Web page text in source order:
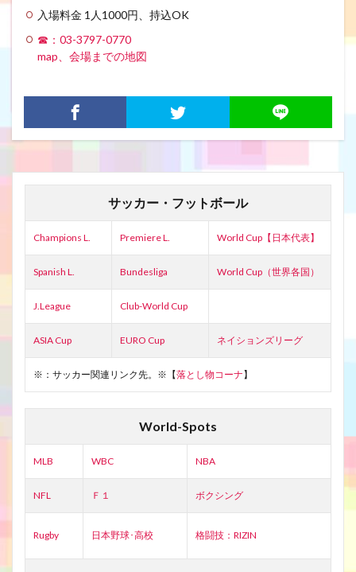
入場料金 1人1000円、持込OK
☎：03-3797-0770
map、会場までの地図
サッカー・フットボール
Champions L. Premiere L. World Cup【日本代表】
Spanish L. Bundesliga World Cup（世界各国）
J.League Club-World Cup
ASIA Cup EURO Cup ネイションズリーグ
※：サッカー関連リンク先。※【落とし物コーナ】
World-Spots
MLB WBC NBA
NFL Ｆ１ ボクシング
Rugby 日本野球･高校 格闘技：RIZIN